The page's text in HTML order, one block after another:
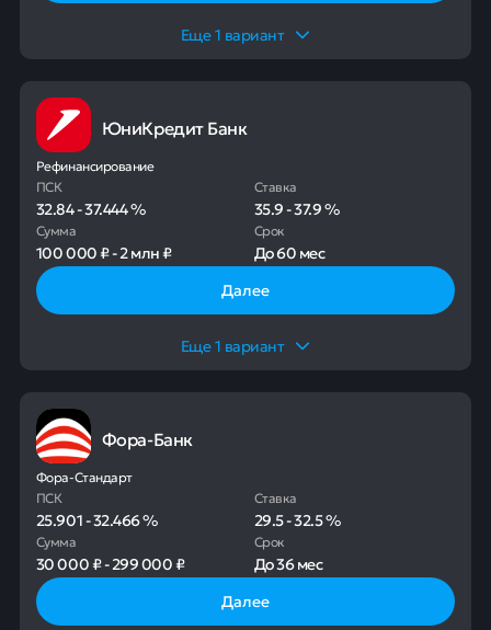
Еще1 вариант
ЮниКредит Банк
Рефинансирование
ПСК
32.84-37.444%
Ставка
35.9-37.9%
Сумма
100 000 ₽-2 млн ₽
Срок
До60 мес
Далее
Еще1 вариант
Фора-Банк
Фора-Стандарт
ПСК
25.901-32.466%
Ставка
29.5-32.5%
Сумма
30 000 ₽-299 000 ₽
Срок
До36 мес
Далее